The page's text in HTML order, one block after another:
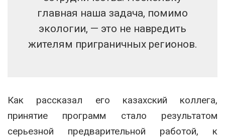
главная наша задача, помимо
экологии, — это не навредить
жителям приграничных регионов.
Как рассказал его казахский коллега,
принятие программ стало результатом
серьезной предварительной работой, к